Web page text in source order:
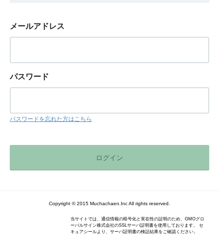
メールアドレス
パスワード
パスワードを忘れた方はこちら
Copyright © 2015 Muchachaen.Inc All rights reserved.
当サイトでは、通信情報の暗号化と実在性の証明のため、GMOグロ
ーバルサイン株式会社のSSLサーバ証明書を使用しております。 セ
キュアシールより、サーバ証明書の検証結果をご確認ください。